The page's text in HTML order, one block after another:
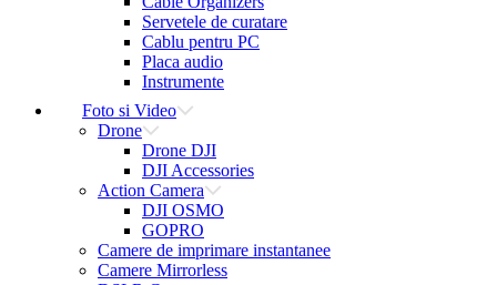
Servetele de curatare
Cablu pentru PC
Placa audio
Instrumente
Foto si Video
Drone
Drone DJI
DJI Accessories
Action Camera
DJI OSMO
GOPRO
Camere de imprimare instantanee
Camere Mirrorless